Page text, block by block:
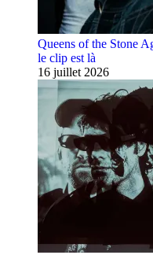
Queens of the Stone
le clip est là
16 juillet 2026